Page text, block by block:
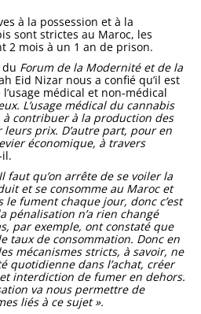
à la possession et à la
sont strictes au Maroc, les
2 mois à un 1 an de prison.
Forum de la Modernité et de la
Eid Nizar nous a confié qu’il est
médical et non-mé­dical
L’usage médical du cannabis
à contribuer à la production des
prix. D’autre part, pour en
économique, à travers
faut qu’on arrête de se voiler la
et se consomme au Maroc et
fument chaque jour, donc c’est
pénalisation n’a rien changé
par exemple, ont constaté que
taux de consommation. Donc en
mécanismes stricts, à savoir, ne
quotidienne dans l’achat, créer
interdiction de fumer en dehors.
va nous permettre de
liés à ce sujet ».